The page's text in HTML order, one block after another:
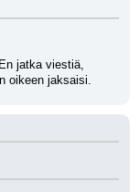
En jatka viestiä,
oikeen jaksaisi.